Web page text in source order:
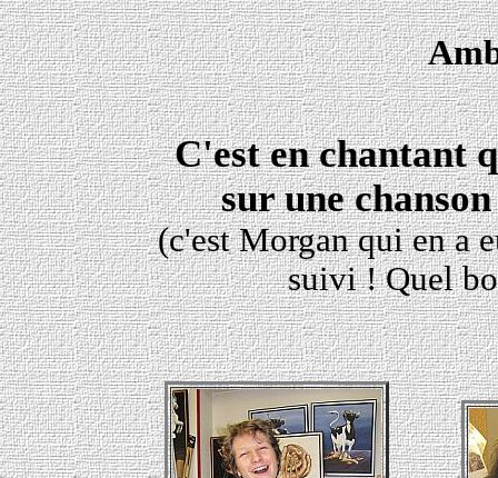
C'est en chantant
sur une
(c'est Morgan qui en a
suivi ! Quel